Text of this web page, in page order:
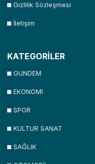
Gizlilik Sözleşmesi
İletişim
KATEGORİLER
GUNDEM
EKONOMI
SPOR
KULTUR SANAT
SAĞLIK